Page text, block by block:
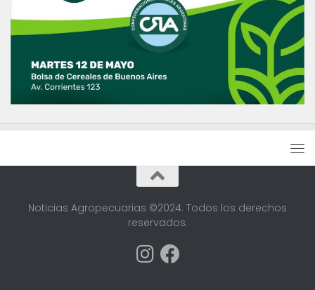
Noticias Agropecuarias ©2024. Todos los derechos
reservados.